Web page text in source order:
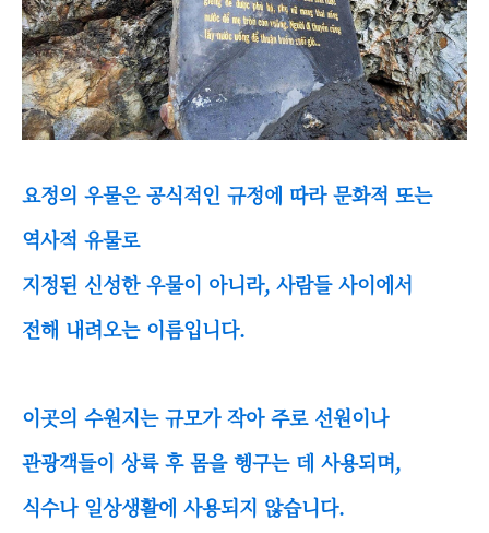
요정의 우물은 공식적인 규정에 따라 문화적 또는
역사적 유물로
지정된 신성한 우물이 아니라, 사람들 사이에서
전해 내려오는 이름입니다.
이곳의 수원지는 규모가 작아 주로 선원이나
관광객들이 상륙 후 몸을 헹구는 데 사용되며,
식수나 일상생활에 사용되지 않습니다.